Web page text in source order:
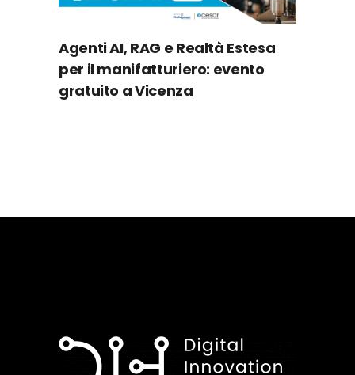
Agenti AI, RAG e Realtà Estesa
per il manifatturiero: evento
gratuito a Vicenza